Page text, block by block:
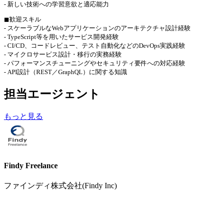
- 新しい技術への学習意欲と適応能力
◼︎歓迎スキル
- スケーラブルなWebアプリケーションのアーキテクチャ設計経験
- TypeScript等を用いたサービス開発経験
- CI/CD、コードレビュー、テスト自動化などのDevOps実践経験
- マイクロサービス設計・移行の実務経験
- パフォーマンスチューニングやセキュリティ要件への対応経験
- API設計（REST／GraphQL）に関する知識
担当エージェント
もっと見る
Findy Freelance
ファインディ株式会社(Findy Inc)